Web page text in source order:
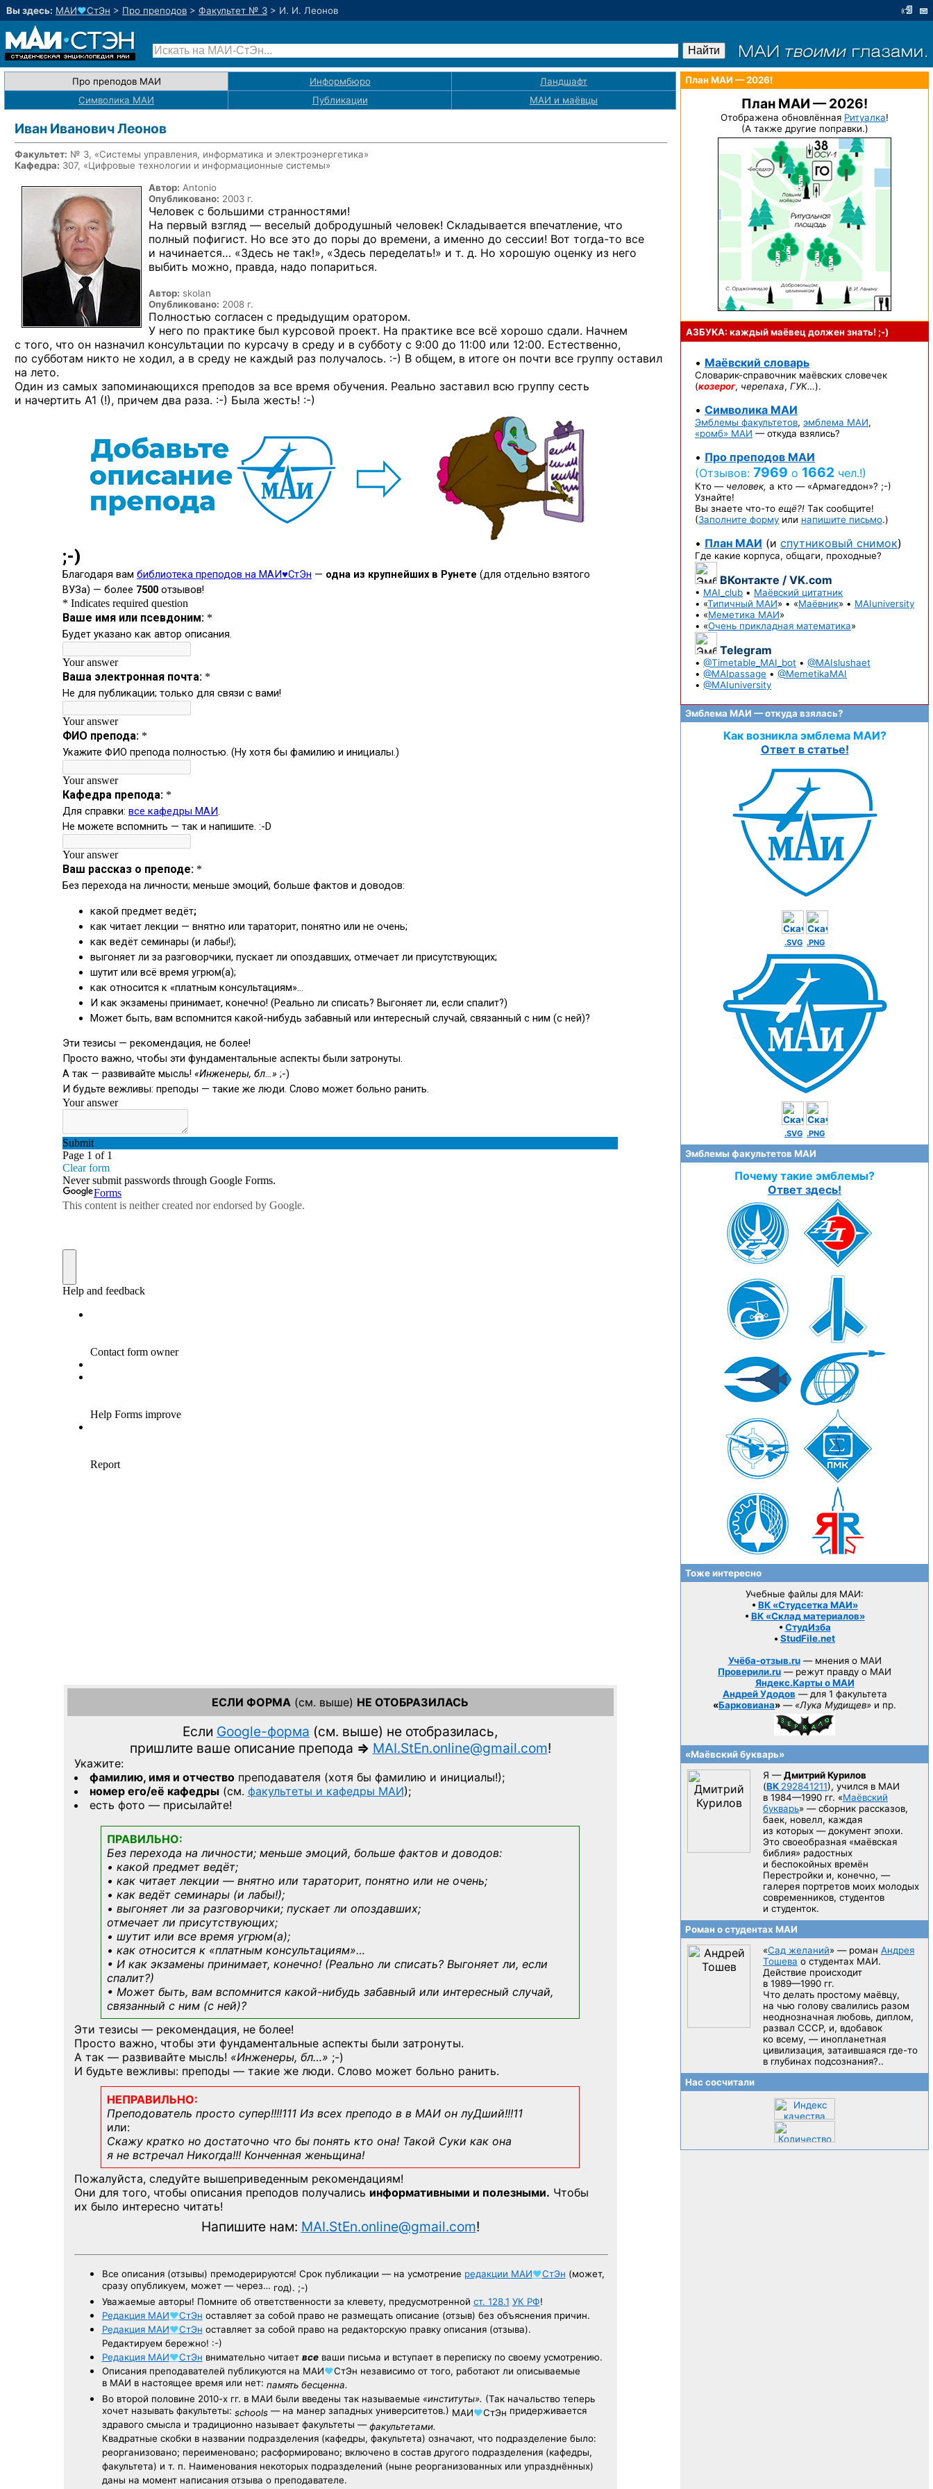
Вы здесь: МАИ♥СтЭн > Про преподов > Факультет № 3 > И. И. Леонов
Про преподов МАИ Информбюро
Ландшафт
Символика МАИ
Публикации МАИ и маёвцы
Иван Иванович Леонов
Факультет: № 3, «Системы управления, информатика и электроэнергетика»
Кафедра: 307, «Цифровые технологии и информационные системы»
Автор: Antonio
Опубликовано: 2003 г.
Человек с большими странностями!
На первый взгляд — веселый добродушный человек! Складывается впечатление, что
полный пофигист. Но все это до поры до времени, а именно до сессии! Вот тогда-то все
и начинается… «Здесь не так!», «Здесь переделать!» и т. д. Но хорошую оценку из него
выбить можно, правда, надо попариться.
Автор: skolan
Опубликовано: 2008 г.
Полностью согласен с предыдущим оратором.
У него по практике был курсовой проект. На практике все всё хорошо сдали. Начнем
с того, что он назначил консультации по курсачу в среду и в субботу с 9:00 до 11:00 или 12:00. Естественно,
по субботам никто не ходил, а в среду не каждый раз получалось. :-) В общем, в итоге он почти все группу оставил
на лето.
Один из самых запоминающихся преподов за все время обучения. Реально заставил всю группу сесть
и начертить А1 (!), причем два раза. :-) Была жесть! :-)
ЕСЛИ ФОРМА (см. выше) НЕ ОТОБРАЗИЛАСЬ
Если Google-форма (см. выше) не отобразилась,
пришлите ваше описание препода => MAI.StEn.online@gmail.com!
Укажите:
фамилию, имя и отчествопреподавателя (хотя бы фамилию и инициалы!);
номер его/её кафедры(см. факультеты и кафедры МАИ);
есть фото — присылайте!
ПРАВИЛЬНО:
Без перехода на личности; меньше эмоций, больше фактов и доводов:
• какой предмет ведёт;
• как читает лекции — внятно или тараторит, понятно или не очень;
• как ведёт семинары (и лабы!);
• выгоняет ли за разговорчики; пускает ли опоздавших;
отмечает ли присутствующих;
• шутит или все время угрюм(а);
• как относится к «платным консультациям»…
• И как экзамены принимает, конечно! (Реально ли списать? Выгоняет ли, если
спалит?)
• Может быть, вам вспомнится какой-нибудь забавный или интересный случай,
связанный с ним (с ней)?
Эти тезисы — рекомендация, не более!
Просто важно, чтобы эти фундаментальные аспекты были затронуты.
А так — развивайте мысль! «Инженеры, бл…» ;-)
И будьте вежливы: преподы — такие же люди. Слово может больно ранить.
НЕПРАВИЛЬНО:
Преподователь просто супер!!!!111 Из всех преподо в в МАИ он луДший!!!11
или:
Скажу кратко но достаточно что бы понять кто она! Такой Суки как она
я не встречал Никогда!!! Конченная женьщина!
Пожалуйста, следуйте вышеприведенным рекомендациям!
Они для того, чтобы описания преподов получались информативными и полезными. Чтобы
их было интересно читать!
Напишите нам: MAI.StEn.online@gmail.com!
Все описания (отзывы) премодерируются! Срок публикации — на усмотрение редакции МАИ♥СтЭн (может,
сразу опубликуем, может — через… год). ;-)
Уважаемые авторы! Помните об ответственности за клевету, предусмотренной ст. 128.1 УК РФ!
Редакция МАИ♥СтЭн оставляет за собой право не размещать описание (отзыв) без объяснения причин.
Редакция МАИ♥СтЭн оставляет за собой право на редакторскую правку описания (отзыва).
Редактируем бережно! :-)
Редакция МАИ♥СтЭн внимательно читает всеваши письма и вступает в переписку по своему усмотрению.
Описания преподавателей публикуются на МАИ♥СтЭн независимо от того, работают ли описываемые
в МАИ в настоящее время или нет: память бесценна.
Во второй половине 2010-х гг. в МАИ были введены так называемые «институты». (Так начальство теперь
хочет называть факультеты: schools— на манер западных университетов.) МАИ♥СтЭн придерживается
здравого смысла и традиционно называет факультеты —факультетами.
Квадратные скобки в названии подразделения (кафедры, факультета) означают, что подразделение было:
реорганизовано; переименовано; расформировано; включено в состав другого подразделения (кафедры,
факультета) и т. п. Наименования некоторых подразделений (ныне реорганизованных или упразднённых)
даны на момент написания отзыва о преподавателе.
План МАИ — 2026!
План МАИ — 2026!
Отображена обновлённая Ритуалка!
(А также другие поправки.)
АЗБУКА: каждый маёвец должензнать! ;-)
• Маёвский словарь
Словарик-справочник маёвских словечек
(козерог, черепаха, ГУК…).
• Символика МАИ
Эмблемы факультетов, эмблема МАИ,
«ромб» МАИ — откуда взялись?
• Про преподов МАИ
(Отзывов: 7969 о 1662 чел.!)
Кто — человек, а кто — «Армагеддон»? ;-)
Узнайте!
Вы знаете что-то ещё?! Так сообщите!
(Заполните форму или напишите письмо.)
• План МАИ (и спутниковый снимок)
Где какие корпуса, общаги, проходные?
ВКонтакте / VK.com
• MAI_club • Маёвский цитатник
• «Типичный МАИ» • «Маёвник» • MAIuniversity
• «Меметика МАИ»
• «Очень прикладная математика»
Telegram
• @Timetable_MAI_bot • @MAIslushaet
• @MAIpassage • @MemetikaMAI
• @MAIuniversity
Эмблема МАИ — откуда взялась?
Как возникла эмблема МАИ?
Ответ в статье!
.SVG .PNG
.SVG .PNG
Эмблемы факультетов МАИ
Почему такие эмблемы?
Ответ здесь!
Тоже интересно
Учебные файлы для МАИ:
• ВК «Студсетка МАИ»
• ВК «Склад материалов»
• СтудИзба
• StudFile.net
Учёба-отзыв.ru— мнения о МАИ
Проверили.ru — режут правду о МАИ
Яндекс.Карты о МАИ
Андрей Удодов — для 1 факультета
«Барковиана» — «Лука Мудищев» и пр.
«Маёвский букварь»
Я —Дмитрий Курилов
(ВК 292841211), учился в МАИ
в 1984—1990 гг. «Маёвский
букварь» — сборник рассказов,
баек, новелл, каждая
из которых — документ эпохи.
Это своеобразная «маёвская
библия» радостных
и беспокойных времён
Перестройки и, конечно, —
галерея портретов моих молодых
современников, студентов
и студенток.
Роман о студентах МАИ
«Сад желаний» — роман Андрея
Тошева о студентах МАИ.
Действие происходит
в 1989—1990 гг.
Что делать простому маёвцу,
на чью голову свалились разом
неоднозначная любовь, диплом,
развал CCCP, и, вдобавок
ко всему, — инопланетная
цивилизация, затаившаяся где-то
в глубинах подсознания?..
Нас сосчитали